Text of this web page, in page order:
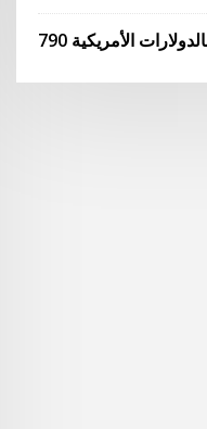
بالدولارات الأمريكية